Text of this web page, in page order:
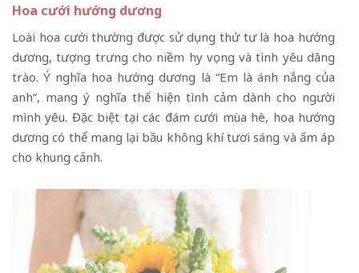
Hoa cưới hướng dương
Loài hoa cưới thường được sử dụng thứ tư là hoa hướng
dương, tượng trưng cho niềm hy vọng và tình yêu dâng
trào. Ý nghĩa hoa hướng dương là “Em là ánh nắng của
anh”, mang ý nghĩa thể hiện tình cảm dành cho người
mình yêu. Đặc biệt tại các đám cưới mùa hè, hoa hướng
dương có thể mang lại bầu không khí tươi sáng và ấm áp
cho khung cảnh.